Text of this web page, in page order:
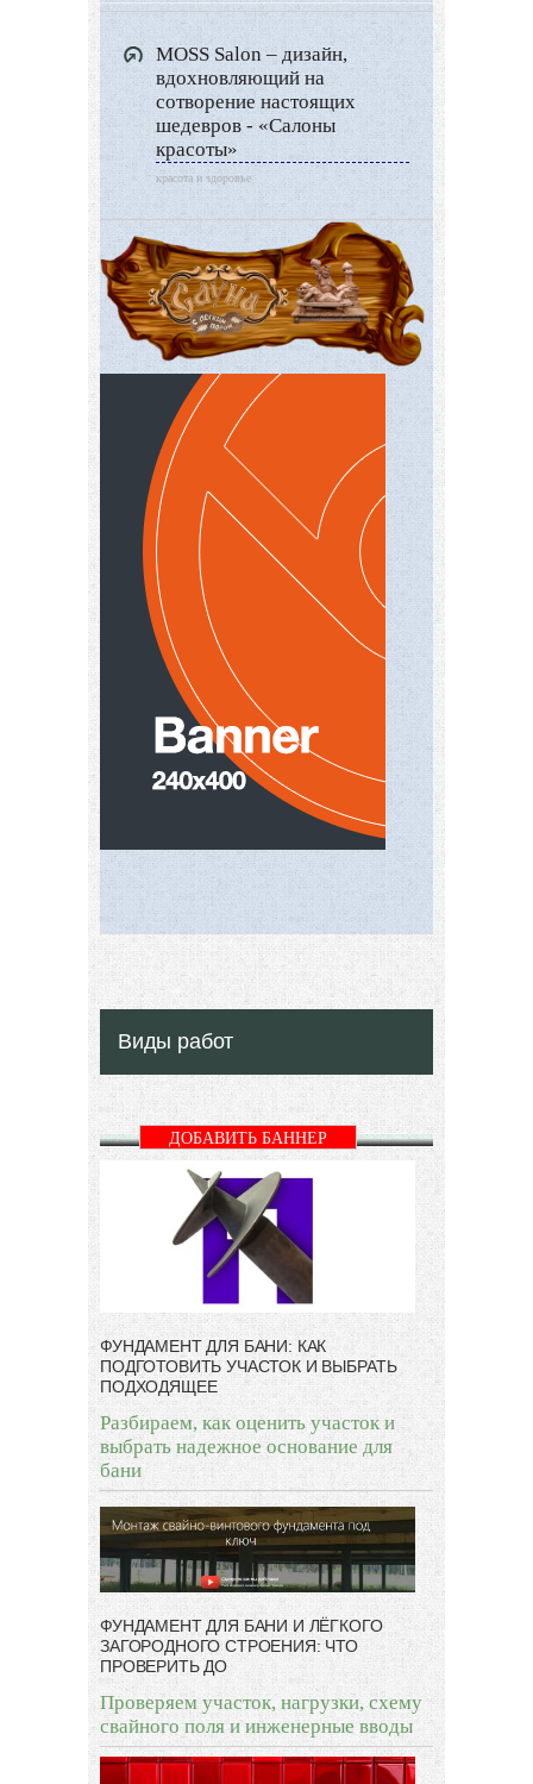
MOSS Salon – дизайн,
вдохновляющий на
сотворение настоящих
шедевров - «Салоны
красоты»
красота и здоровье
Виды работ
ДОБАВИТЬ БАННЕР
ФУНДАМЕНТ ДЛЯ БАНИ: КАК
ПОДГОТОВИТЬ УЧАСТОК И ВЫБРАТЬ
ПОДХОДЯЩЕЕ
Разбираем, как оценить участок и
выбрать надежное основание для
бани
ФУНДАМЕНТ ДЛЯ БАНИ И ЛЁГКОГО
ЗАГОРОДНОГО СТРОЕНИЯ: ЧТО
ПРОВЕРИТЬ ДО
Проверяем участок, нагрузки, схему
свайного поля и инженерные вводы